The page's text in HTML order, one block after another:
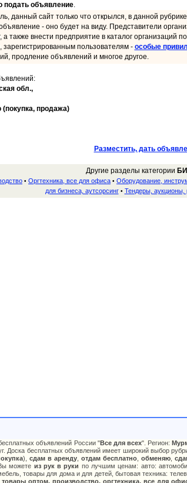
подать объявление.
данный сайт только что открылся, в данной
- оно будет на виду. Представители
а также внести предприятие в каталог организаций
пользователям - особые
продление объявлений и многое другое.
обл.,
продажа)
Разместить, дать
Другие разделы категории
• Оргтехника, все для офиса • Оборудование,
для бизнеса, аутсорсинг• Тендеры, аукционы,
объявлений России "Все для всех". Регион:
Доска бесплатных объявлений имеет широкий выбор
), сдам в аренду отдам бесплатно обменяю
можете из рук в руки по лучшим ценам: авто:
товары для дома и для детей, бытовая техника:
оптом, производство, оргтехника, все для